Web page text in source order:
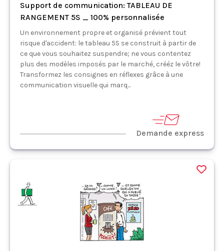
Support de communication: TABLEAU DE
RANGEMENT 5S _ 100% personnalisée
Un environnement propre et organisé prévient tout
risque d'accident: le tableau 5S se construit à partir de
ce que vous souhaitez suspendre; ne vous contentez
plus des modèles imposés par le marché, crééz le vôtre!
Transformez les consignes en réflexes grâce à une
communication visuelle qui marq...
Demande express